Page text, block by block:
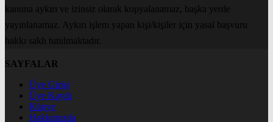
kanuna aykırı ve izinsiz olarak kopyalanamaz, başka yerde
yayınlanamaz. Aykırı işlem yapan kişi/kişiler için yasal başvuru
hakkı saklı tutulmaktadır.
SAYFALAR
Üye Girişi
Üye Kaydı
Künye
Hakkımızda